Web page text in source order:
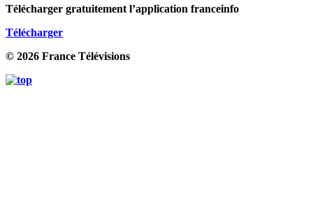
Télécharger gratuitement l’application franceinfo
Télécharger
© 2026 France Télévisions